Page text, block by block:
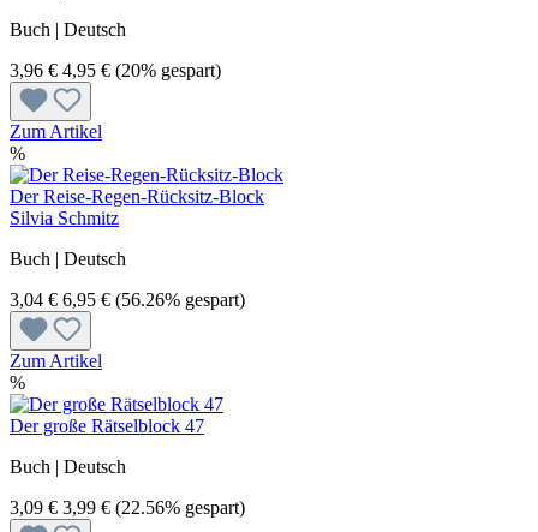
Buch | Deutsch
3,96 € 4,95 € (20% gespart)
Zum Artikel
%
Der Reise-Regen-Rücksitz-Block
Silvia Schmitz
Buch | Deutsch
3,04 € 6,95 € (56.26% gespart)
Zum Artikel
%
Der große Rätselblock 47
Buch | Deutsch
3,09 € 3,99 € (22.56% gespart)